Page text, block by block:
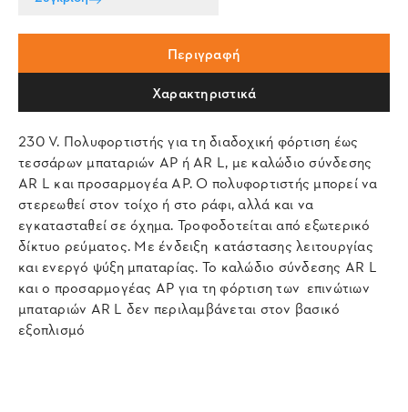
Περιγραφή
Χαρακτηριστικά
230 V. Πολυφορτιστής για τη διαδοχική φόρτιση έως
τεσσάρων μπαταριών AP ή AR L, με καλώδιο σύνδεσης
AR L και προσαρμογέα AP. Ο πολυφορτιστής μπορεί να
στερεωθεί στον τοίχο ή στο ράφι, αλλά και να
εγκατασταθεί σε όχημα. Τροφοδοτείται από εξωτερικό
δίκτυο ρεύματος. Με ένδειξη κατάστασης λειτουργίας
και ενεργό ψύξη μπαταρίας. Το καλώδιο σύνδεσης AR L
και ο προσαρμογέας AP για τη φόρτιση των επινώτιων
μπαταριών AR L δεν περιλαμβάνεται στον βασικό
εξοπλισμό